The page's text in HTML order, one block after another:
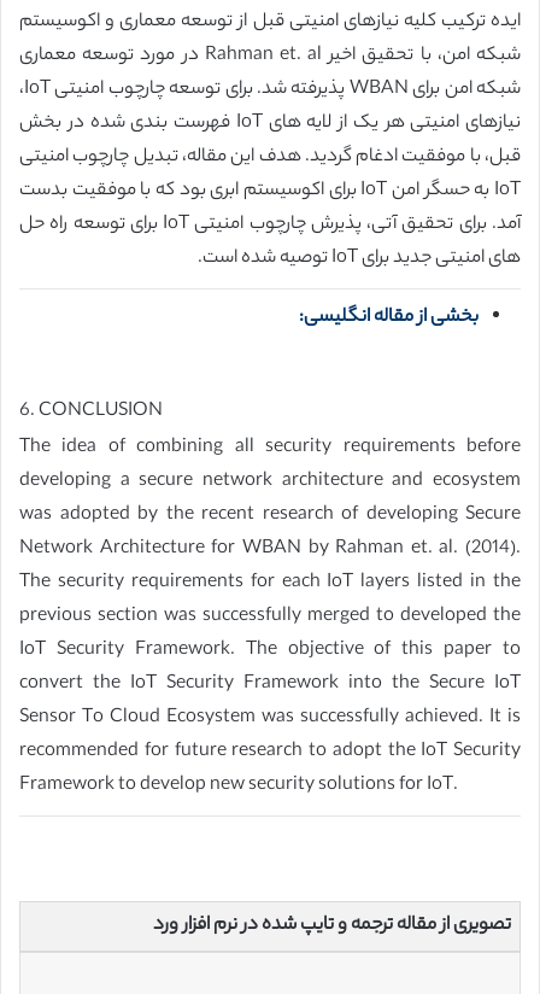
ایده ترکیب کلیه نیازهای امنیتی قبل از توسعه معماری و اکوسیستم
شبکه امن، با تحقیق اخیر Rahman et. al در مورد توسعه معماری
شبکه امن برای WBAN پذیرفته شد. برای توسعه چارچوب امنیتی IoT،
نیازهای امنیتی هر یک از لایه های IoT فهرست بندی شده در بخش
قبل، با موفقیت ادغام گردید. هدف این مقاله، تبدیل چارچوب امنیتی
IoT به حسگر امن IoT برای اکوسیستم ابری بود که با موفقیت بدست
آمد. برای تحقیق آتی، پذیرش چارچوب امنیتی IoT برای توسعه راه حل
های امنیتی جدید برای IoT توصیه شده است.
بخشی از مقاله انگلیسی:
6. CONCLUSION
The idea of combining all security requirements before
developing a secure network architecture and ecosystem
was adopted by the recent research of developing Secure
Network Architecture for WBAN by Rahman et. al. (2014).
The security requirements for each IoT layers listed in the
previous section was successfully merged to developed the
IoT Security Framework. The objective of this paper to
convert the IoT Security Framework into the Secure IoT
Sensor To Cloud Ecosystem was successfully achieved. It is
recommended for future research to adopt the IoT Security
Framework to develop new security solutions for IoT.
تصویری از مقاله ترجمه و تایپ شده در نرم افزار ورد